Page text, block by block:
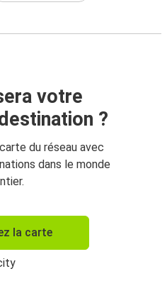
votre
?
du réseau avec
dans le monde
la carte